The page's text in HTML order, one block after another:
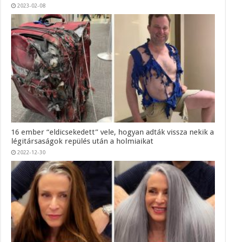
2023-02-08
16 ember “eldicsekedett” vele, hogyan adták vissza nekik a
légitársaságok repülés után a holmiaikat
2022-12-30